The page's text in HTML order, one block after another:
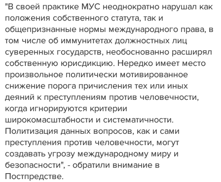
"В своей практике МУС неоднократно нарушал как
положения собственного статута, так и
общепризнанные нормы международного права, в
том числе об иммунитетах должностных лиц
суверенных государств, необоснованно расширял
собственную юрисдикцию. Нередко имеет место
произвольное политически мотивированное
снижение порога причисления тех или иных
деяний к преступлениям против человечности,
когда игнорируются критерии
широкомасштабности и систематичности.
Политизация данных вопросов, как и сами
преступления против человечности, могут
создавать угрозу международному миру и
безопасности", - обратили внимание в
Постпредстве.